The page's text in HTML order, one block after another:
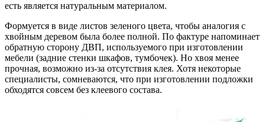
есть является натуральным материалом.
Формуется в виде листов зеленого цвета, чтобы аналогия с
хвойным деревом была более полной. По фактуре напоминает
обратную сторону ДВП, используемого при изготовлении
мебели (задние стенки шкафов, тумбочек). Но хвоя менее
прочная, возможно из-за отсутствия клея. Хотя некоторые
специалисты, сомневаются, что при изготовлении подложки
обходятся совсем без клеевого состава.